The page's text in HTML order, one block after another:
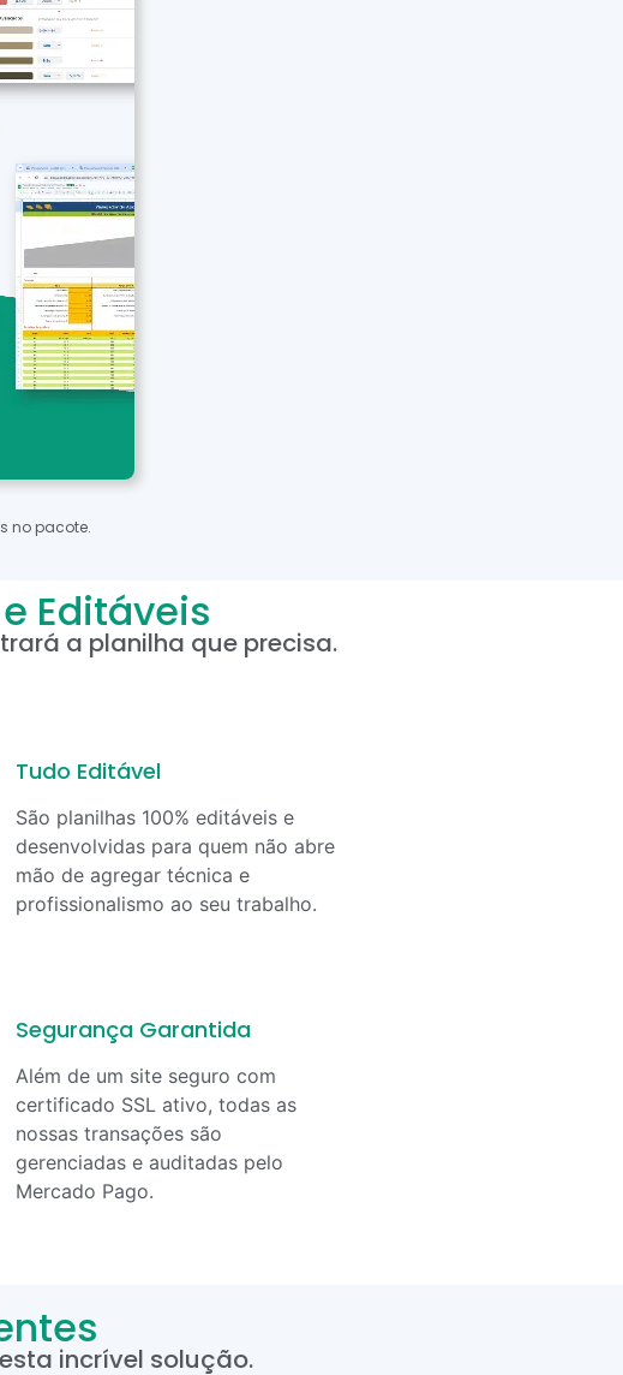
no pacote.
Editáveis
a planilha que precisa.
Tudo Editável
São planilhas 100% editáveis e
desenvolvidas para quem não abre
mão de agregar técnica e
profissionalismo ao seu trabalho.
Segurança Garantida
Além de um site seguro com
certificado SSL ativo, todas as
nossas transações são
gerenciadas e auditadas pelo
Mercado Pago.
incrível solução.